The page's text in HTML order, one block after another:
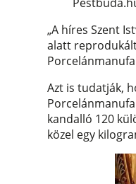
„A híres Szent
alatt
Azt is tudatják,
kandalló 120
közel egy